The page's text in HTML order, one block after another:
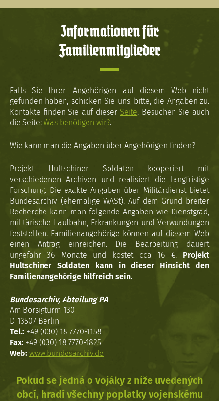
Informationen für
Familienmitglieder
Falls Sie Ihren Angehörigen auf diesem Web nicht
gefunden haben, schicken Sie uns, bitte, die Angaben zu.
Kontakte finden Sie auf dieser Seite. Besuchen Sie auch
die Seite: Was benötigen wir?.
Wie kann man die Angaben über Angehörigen finden?
Projekt Hultschiner Soldaten kooperiert mit
verschiedenen Archiven und realisiert die langfristige
Forschung. Die exakte Angaben über Militärdienst bietet
Bundesarchiv (ehemalige WASt). Auf dem Grund breiter
Recherche kann man folgende Angaben wie Dienstgrad,
militärische Laufbahn, Erkrankungen und Verwundungen
feststellen. Familienangehörige können auf diesem Web
einen Antrag einreichen. Die Bearbeitung dauert
ungefähr 36 Monate und kostet cca 16 €. Projekt
Hultschiner Soldaten kann in dieser Hinsicht den
Familienangehörige hilfreich sein.
Bundesarchiv, Abteilung PA
Am Borsigturm 130
D-13507 Berlin
Tel.: +49 (030) 18 7770-1158
Fax: +49 (030) 18 7770-1825
Web: www.bundesarchiv.de
Pokud se jedná o vojáky z níže uvedených
obcí, hradí všechny poplatky vojenskému